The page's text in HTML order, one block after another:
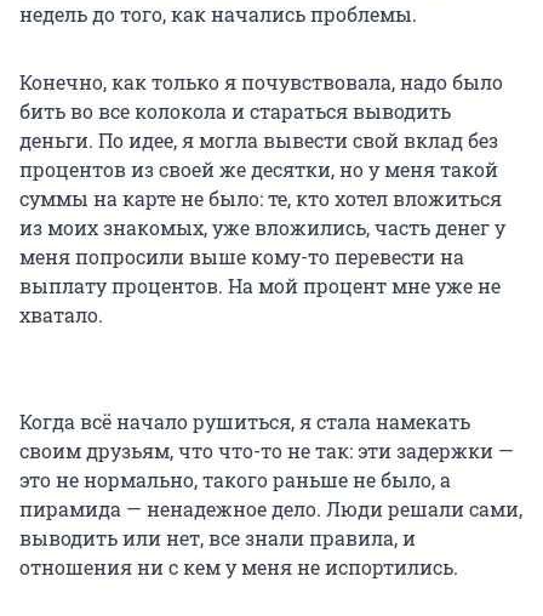
недель до того, как начались проблемы.
Конечно, как только я почувствовала, надо было
бить во все колокола и стараться выводить
деньги. По идее, я могла вывести свой вклад без
процентов из своей же десятки, но у меня такой
суммы на карте не было: те, кто хотел вложиться
из моих знакомых, уже вложились, часть денег у
меня попросили выше кому-то перевести на
выплату процентов. На мой процент мне уже не
хватало.
Когда всё начало рушиться, я стала намекать
своим друзьям, что что-то не так: эти задержки —
это не нормально, такого раньше не было, а
пирамида — ненадежное дело. Люди решали сами,
выводить или нет, все знали правила, и
отношения ни с кем у меня не испортились.